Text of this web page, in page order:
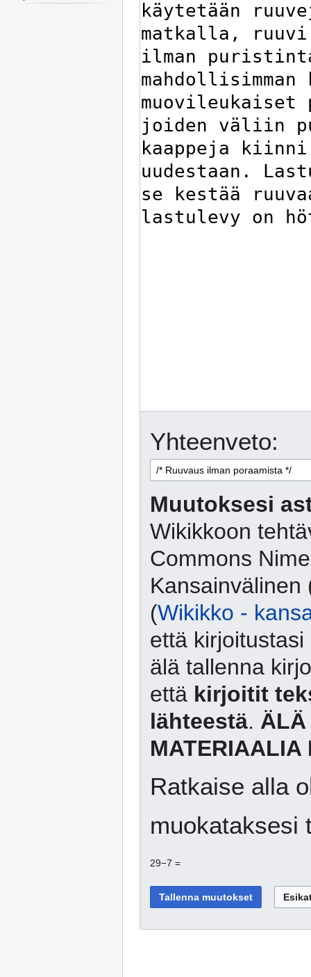
Yhteenveto:
Muutoksesi
Wikikkoon
Commons
Kansainvälinen
(Wikikko -
että
älä tallenna
että kirjoitit
lähteestä. ÄLÄ
MATERIAALIA
Ratkaise alla
muokataksesi
29−7 =